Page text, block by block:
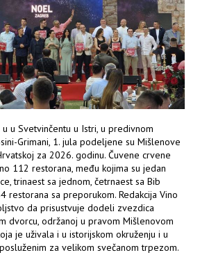
u Svetvinčentu u Istri, u predivnom
Grimani, 1. jula podeljene su Mišlenove
za 2026. godinu. Čuvene crvene
112 restorana, među kojima su jedan
trinaest sa jednom, četrnaest sa Bib
restorana sa preporukom. Redakcija Vino
da prisustvuje dodeli zvezdica
dvorcu, održanoj u pravom Mišlenovom
je uživala i u istorijskom okruženju i u
za velikom svečanom trpezom.